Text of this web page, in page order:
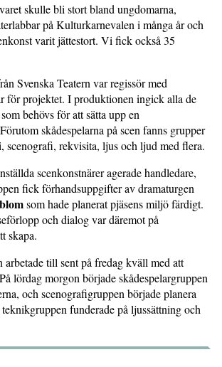
skulle bli stort bland ungdomarna,
på Kulturkarnevalen i många år och
varit jättestort. Vi fick också 35
Svenska Teatern var regissör med
för projektet. I produktionen ingick alla de
behövs för att sätta upp en
skådespelarna på scen fanns grupper
scenografi, rekvisita, ljus och ljud med flera.
scenkonstnärer agerade handledare,
fick förhandsuppgifter av dramaturgen
som hade planerat pjäsens miljö färdigt.
och dialog var däremot på
skapa.
till sent på fredag kväll med att
lördag morgon började skådespelargruppen
och scenografigruppen började planera
funderade på ljussättning och